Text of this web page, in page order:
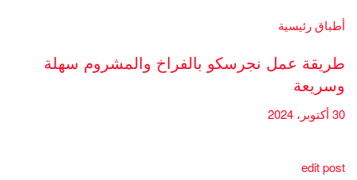
أطباق رئيسية
طريقة عمل نجرسكو بالفراخ والمشروم سهلة
وسريعة
30 أكتوبر، 2024
edit post